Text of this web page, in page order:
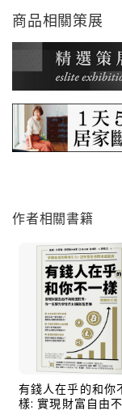
眼光放在一年甚
求「即時行樂」
到有錢人口袋
卻低估十年後可
所以他們放棄暫
賺取無窮的財富
必然讓你猶如大
繳不清每月帳單
本書，你會開始
商品相關策展
作者相關書籍
有錢人在乎的和你
樣: 實現財富自由